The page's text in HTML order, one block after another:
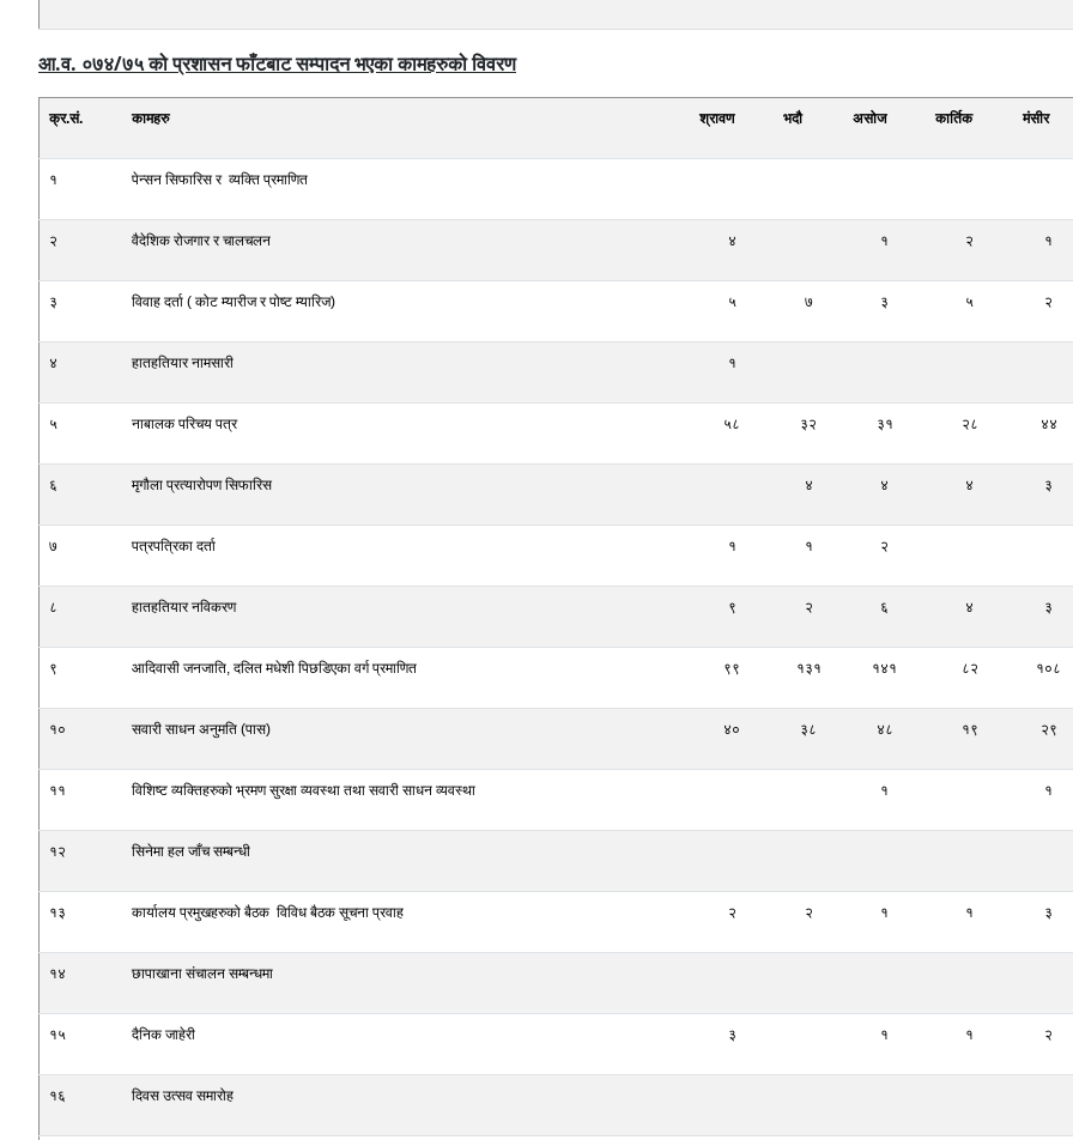
आ.व. ०७४/७५ को प्रशासन फाँटबाट सम्पादन भएका कामहरुको विवरण
क्र‍.सं‍. कामहरु श्रावण भदौ असोज कार्तिक मंसीर
१ पेन्सन सिफारिस र व्यक्ति प्रमाणित
२ वैदेशिक रोजगार र चालचलन ४ १ २ १
३ विवाह दर्ता ( कोट म्यारीज र पोष्ट म्यारिज) ५ ७ ३ ५ २
४ हातहतियार नामसारी १
५ नाबालक परिचय पत्र ५८ ३२ ३१ २८ ४४
६ मृगौला प्रत्यारोपण सिफारिस ४ ४ ४ ३
७ पत्रपत्रिका दर्ता १ १ २
८ हातहतियार नविकरण ९ २ ६ ४ ३
९ आदिवासी जनजाति, दलित मधेशी पिछडिएका वर्ग प्रमाणित ९९ १३१ १४१ ८२ १०८
१० सवारी साधन अनुमति (पास) ४० ३८ ४८ १९ २९
११ विशिष्ट व्यक्तिहरुको भ्रमण सुरक्षा व्यवस्था तथा सवारी साधन व्यवस्था १ १
१२ सिनेमा हल जाँच सम्बन्धी
१३ कार्यालय प्रमुखहरुको बैठक विविध बैठक सूचना प्रवाह २ २ १ १ ३
१४ छापाखाना संचालन सम्बन्धमा
१५ दैनिक जाहेरी ३ १ १ २
१६ दिवस उत्सव समारोह